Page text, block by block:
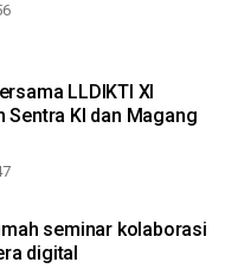
LLDIKTI XI
KI dan Magang
seminar kolaborasi
digital